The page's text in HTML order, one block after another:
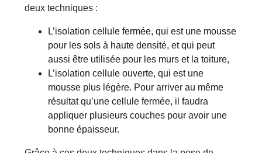
deux techniques :
L’isolation cellule fermée, qui est une mousse
pour les sols à haute densité, et qui peut
aussi être utilisée pour les murs et la toiture,
L’isolation cellule ouverte, qui est une
mousse plus légère. Pour arriver au même
résultat qu’une cellule fermée, il faudra
appliquer plusieurs couches pour avoir une
bonne épaisseur.